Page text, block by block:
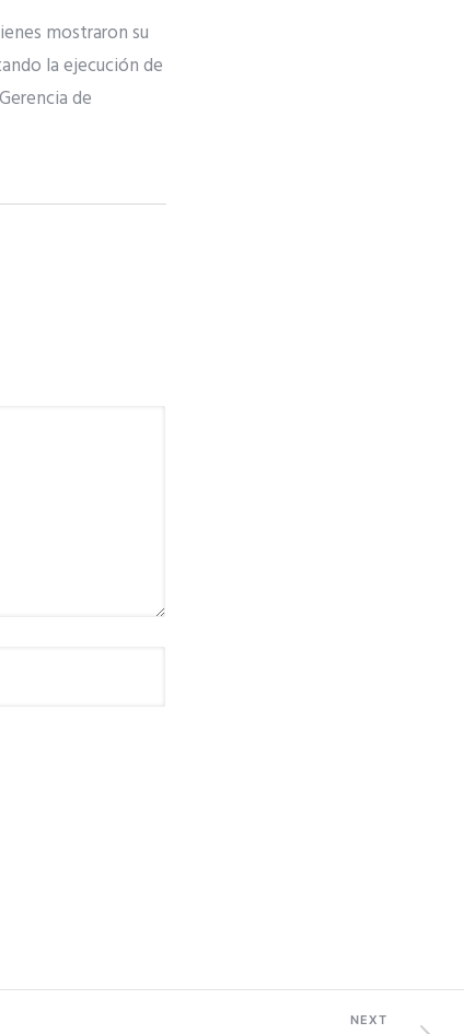
mostraron su
la ejecución de
de
NEXT